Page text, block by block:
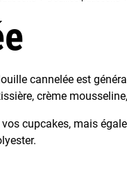
cannelée est
crème
cupcakes, mais